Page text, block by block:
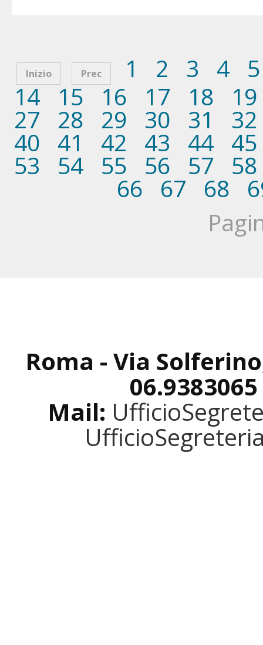
Inizio Prec 1 2 3 4
5
14
15 16 17 18 19
27 28 29 30 31 32
40 41 42 43 44 45
53 54 55 56 57 58
66 67 68
Roma - Via
Mail: